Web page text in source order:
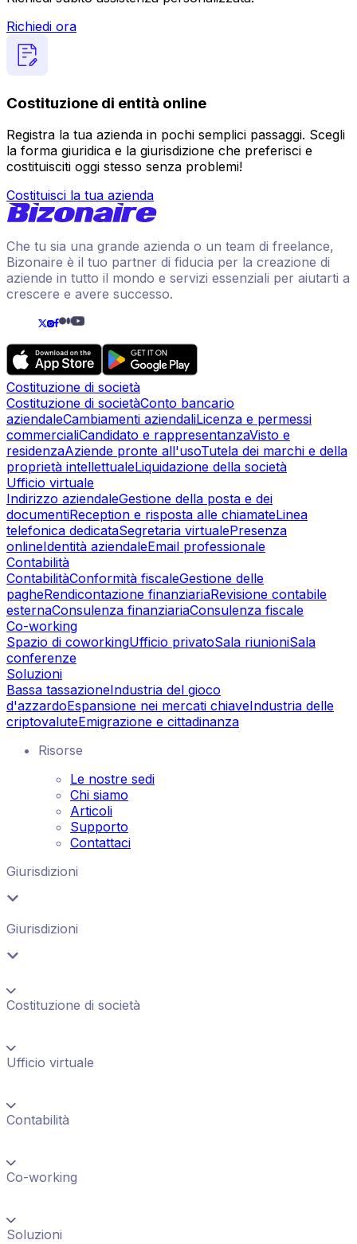
Richiedi ora
Costituzione di entità online
Registra la tua azienda in pochi semplici passaggi. Scegli
la forma giuridica e la giurisdizione che preferisci e
costituisciti oggi stesso senza problemi!
Costituisci la tua azienda
Che tu sia una grande azienda o un team di freelance,
Bizonaire è il tuo partner di fiducia per la creazione di
aziende in tutto il mondo e servizi essenziali per aiutarti a
crescere e avere successo.
Costituzione di società
Costituzione di societàConto bancario
aziendaleCambiamenti aziendaliLicenza e permessi
commercialiCandidato e rappresentanzaVisto e
residenzaAziende pronte all'usoTutela dei marchi e della
proprietà intellettualeLiquidazione della società
Ufficio virtuale
Indirizzo aziendaleGestione della posta e dei
documentiReception e risposta alle chiamateLinea
telefonica dedicataSegretaria virtualePresenza
onlineIdentità aziendaleEmail professionale
Contabilità
ContabilitàConformità fiscaleGestione delle
pagheRendicontazione finanziariaRevisione contabile
esternaConsulenza finanziariaConsulenza fiscale
Co-working
Spazio di coworkingUfficio privatoSala riunioniSala
conferenze
Soluzioni
Bassa tassazioneIndustria del gioco
d'azzardoEspansione nei mercati chiaveIndustria delle
criptovaluteEmigrazione e cittadinanza
Risorse
Le nostre sedi
Chi siamo
Articoli
Supporto
Contattaci
Giurisdizioni
Giurisdizioni
Costituzione di società
Ufficio virtuale
Contabilità
Co-working
Soluzioni